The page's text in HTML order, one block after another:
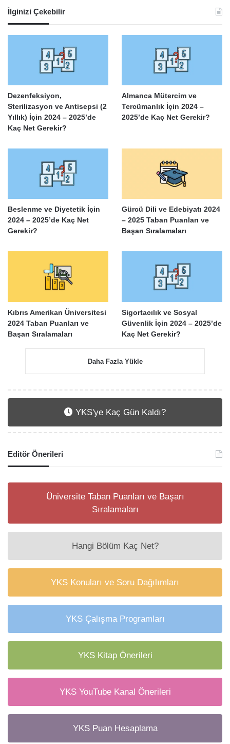
İlginizi Çekebilir
Dezenfeksiyon,
Sterilizasyon ve Antisepsi (2
Yıllık) İçin 2024 – 2025’de
Kaç Net Gerekir?
Almanca Mütercim ve
Tercümanlık İçin 2024 –
2025’de Kaç Net Gerekir?
Beslenme ve Diyetetik İçin
2024 – 2025’de Kaç Net
Gerekir?
Gürcü Dili ve Edebiyatı 2024
– 2025 Taban Puanları ve
Başarı Sıralamaları
Kıbrıs Amerikan Üniversitesi
2024 Taban Puanları ve
Başarı Sıralamaları
Sigortacılık ve Sosyal
Güvenlik İçin 2024 – 2025’de
Kaç Net Gerekir?
Daha Fazla Yükle
YKS'ye Kaç Gün Kaldı?
Editör Önerileri
Üniversite Taban Puanları ve Başarı
Sıralamaları
Hangi Bölüm Kaç Net?
YKS Konuları ve Soru Dağılımları
YKS Çalışma Programları
YKS Kitap Önerileri
YKS YouTube Kanal Önerileri
YKS Puan Hesaplama